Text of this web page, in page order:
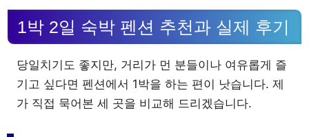
1박 2일 숙박 펜션 추천과 실제 후기
당일치기도 좋지만, 거리가 먼 분들이나 여유롭게 즐
기고 싶다면 펜션에서 1박을 하는 편이 낫습니다. 제
가 직접 묵어본 세 곳을 비교해 드리겠습니다.